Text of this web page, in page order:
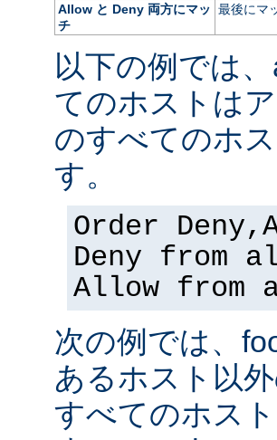
Allow と Deny 両方にマッ
チ
最後にマ
以下の例では
てのホストは
のすべてのホ
す。
Order
Deny from
Allow from
次の例では、
あるホスト以
すべてのホス